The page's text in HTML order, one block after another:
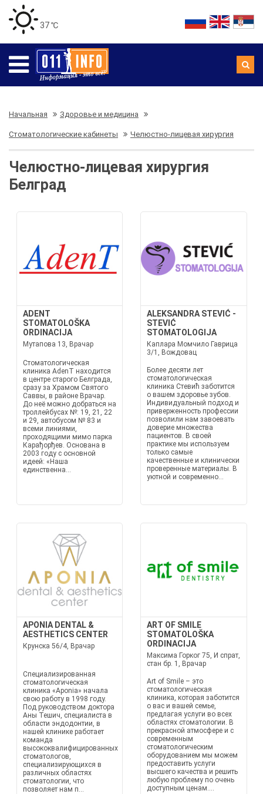
37 ℃
Начальная Здоровье и медицина
Стоматологические кабинеты Челюстно-лицевая хирургия
Челюстно-лицевая хирургия
Белград
ADENT
STOMATOLOŠKA
ORDINACIJA
Мутапова 13, Врачар
Стоматологическая
клиника AdenT находится
в центре старого Белграда,
сразу за Храмом Святого
Саввы, в районе Врачар.
До неё можно добраться на
троллейбусах №: 19, 21, 22
и 29, автобусом № 83 и
всеми линиями,
проходящими мимо парка
Карађорђев. Основана в
2003 году с основной
идеей: «Наша
единственна...
ALEKSANDRA STEVIĆ -
STEVIĆ
STOMATOLOGIJA
Каплара Момчило Гаврица
3/1, Вождовац
Более десяти лет
стоматологическая
клиника Стевић заботится
о вашем здоровье зубов.
Индивидуальный подход и
приверженность профессии
позволили нам завоевать
доверие множества
пациентов. В своей
практике мы используем
только самые
качественные и клинически
проверенные материалы. В
уютной и современно...
APONIA DENTAL &
AESTHETICS CENTER
Крунска 56/4, Врачар
Специализированная
стоматологическая
клиника «Aponia» начала
свою работу в 1998 году.
Под руководством доктора
Аны Тешич, специалиста в
области эндодонтии, в
нашей клинике работает
команда
высококвалифицированных
стоматологов,
специализирующихся в
различных областях
стоматологии, что
позволяет нам п...
ART OF SMILE
STOMATOLOŠKA
ORDINACIJA
Максима Горког 75, И спрат,
стан бр. 1, Врачар
Art of Smile – это
стоматологическая
клиника, которая заботится
о вас и вашей семье,
предлагая услуги во всех
областях стоматологии. В
прекрасной атмосфере и с
современным
стоматологическим
оборудованием мы можем
предоставить услуги
высшего качества и решить
любую проблему по очень
доступным ценам....